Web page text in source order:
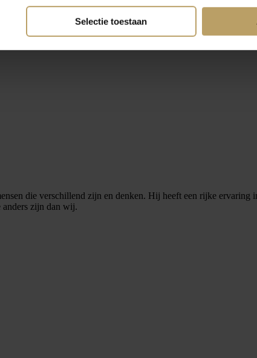
Selectie toestaan
die verschillend zijn en denken. Hij heeft een rijke
anders zijn dan wij.